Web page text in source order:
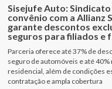
Sisejufe Auto:
convênio com a Allianz
garante descontos
seguros para filiados e
Parceria oferece até 37% de
seguro de automóveis e até 40%
residencial, além de condições
contratação e ampla cobertura